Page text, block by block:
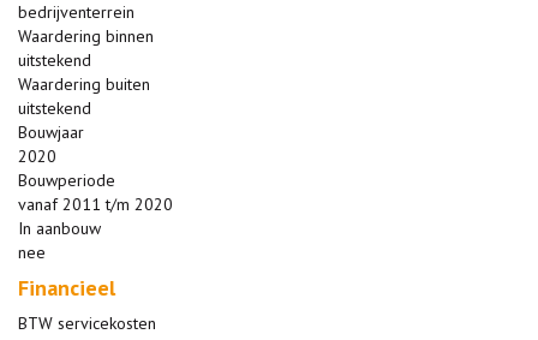
bedrijventerrein
Waardering binnen
uitstekend
Waardering buiten
uitstekend
Bouwjaar
2020
Bouwperiode
vanaf 2011 t/m 2020
In aanbouw
nee
Financieel
BTW servicekosten